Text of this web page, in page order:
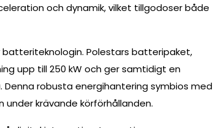
och dynamik, vilket tillgodoser både
batteriteknologin. Polestars batteripaket,
upp till 250 kW och ger samtidigt en
robusta energihantering symbios med
krävande körförhållanden.